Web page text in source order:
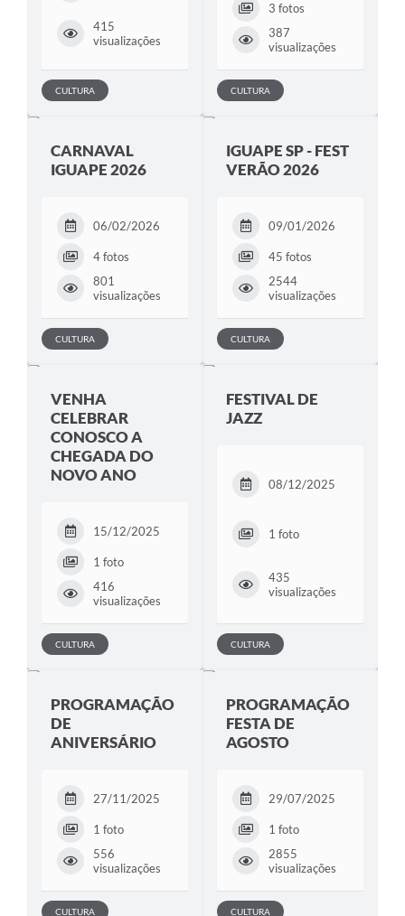
415
visualizações
CULTURA
3 fotos
387
visualizações
CULTURA
CARNAVAL
IGUAPE 2026
06/02/2026
4 fotos
801
visualizações
CULTURA
IGUAPE SP - FEST
VERÃO 2026
09/01/2026
45 fotos
2544
visualizações
CULTURA
VENHA
CELEBRAR
CONOSCO A
CHEGADA DO
NOVO ANO
15/12/2025
1 foto
416
visualizações
CULTURA
FESTIVAL DE
JAZZ
08/12/2025
1 foto
435
visualizações
CULTURA
PROGRAMAÇÃO
DE
ANIVERSÁRIO
27/11/2025
1 foto
556
visualizações
CULTURA
PROGRAMAÇÃO
FESTA DE
AGOSTO
29/07/2025
1 foto
2855
visualizações
CULTURA